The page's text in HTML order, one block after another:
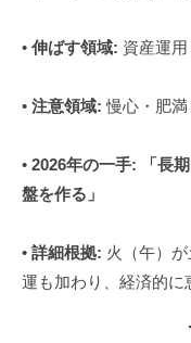
• 伸ばす領域: 資産運
• 注意領域: 慢心・肥満
• 2026年の一手:
「長
盤を作る」
• 詳細根拠: 火（午）
運も加わり、経済的に